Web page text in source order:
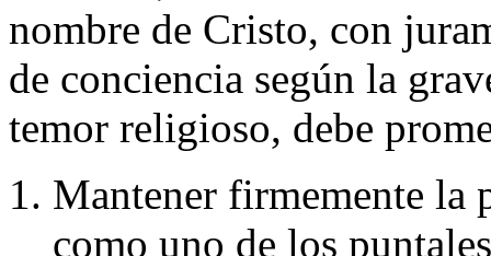
nombre de Cristo, con
de conciencia según la
temor religioso, debe
Mantener firmemente la
como uno de los